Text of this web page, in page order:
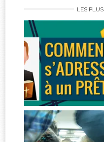
LES PLUS